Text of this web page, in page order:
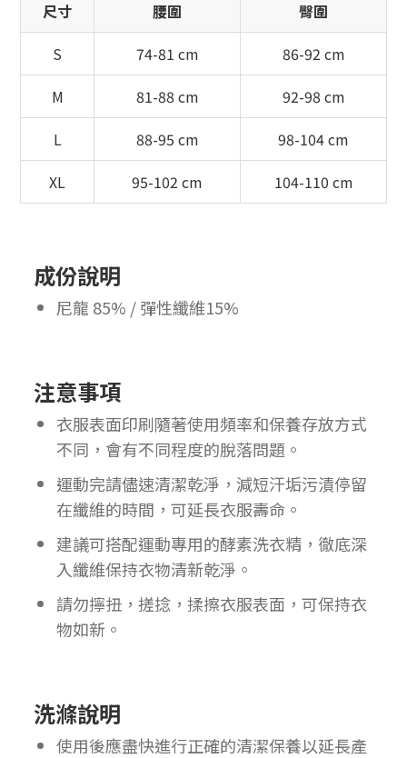
尺寸 腰圍
臀圍
S
74-81 cm
86-92 cm
M
81-88 cm
92-98 cm
L
88-95 cm
98-104 cm
XL
95-102 cm 104-110 cm
成份說明
尼龍 85% / 彈性纖維15%
注意事項
衣服表面印刷隨著使用頻率和保養存放方式
不同，會有不同程度的脫落問題。
運動完請儘速清潔乾淨，減短汗垢污漬停留
在纖維的時間，可延長衣服壽命。
建議可搭配運動專用的酵素洗衣精，徹底深
入纖維保持衣物清新乾淨。
請勿擰扭，搓捻，揉擦衣服表面，可保持衣
物如新。
洗滌說明
使用後應盡快進行正確的清潔保養以延長產